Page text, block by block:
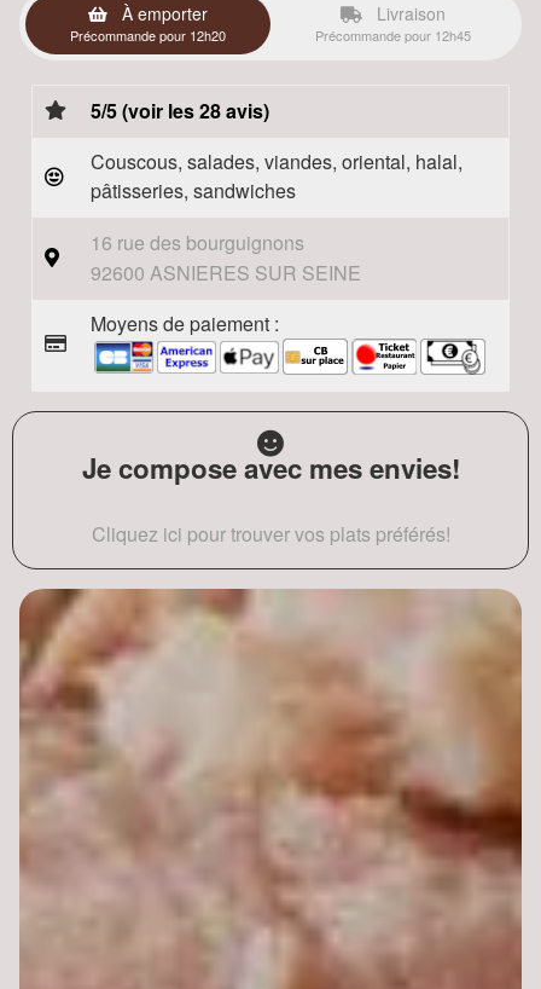
À emporter
Précommande pour 12h20
Livraison
Précommande pour 12h45
5/5 (voir les 28 avis)
Couscous, salades, viandes, oriental, halal,
pâtisseries, sandwiches
16 rue des bourguignons
92600 ASNIERES SUR SEINE
Moyens de paiement :
Je compose avec mes envies!
Cliquez ici pour trouver vos plats préférés!